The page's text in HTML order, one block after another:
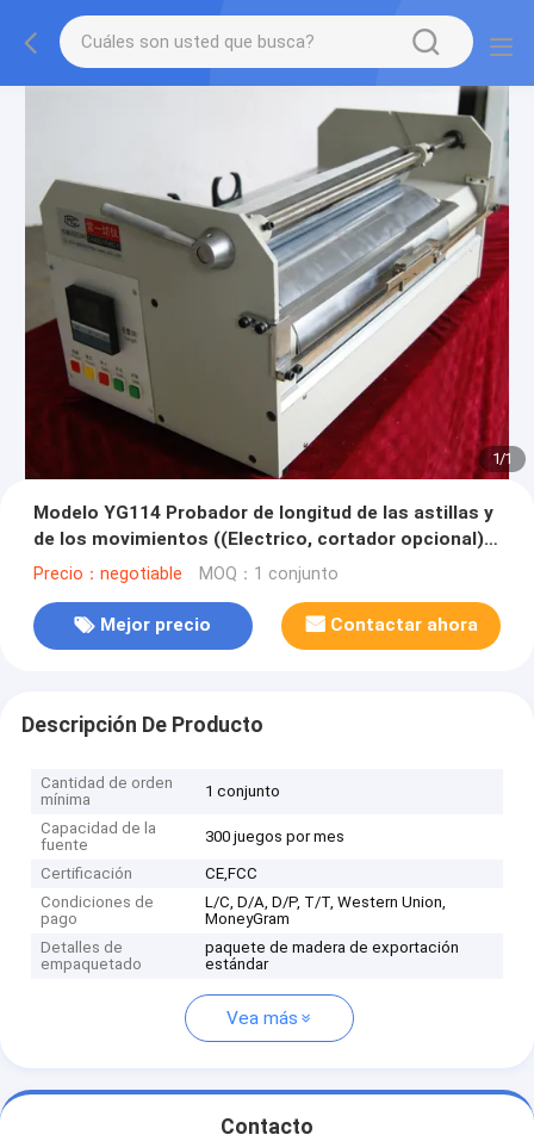
1/1
Modelo YG114 Probador de longitud de las astillas y
de los movimientos ((Electrico, cortador opcional)
Máquina de medida de uniformidad
Precio：negotiable MOQ：1 conjunto
Mejor precio Contactar ahora
Descripción De Producto
Cantidad de orden
mínima
1 conjunto
Capacidad de la
fuente
300 juegos por mes
Certificación
CE,FCC
Condiciones de
pago
L/C, D/A, D/P, T/T, Western Union,
MoneyGram
Detalles de
empaquetado
paquete de madera de exportación
estándar
Vea más
Contacto